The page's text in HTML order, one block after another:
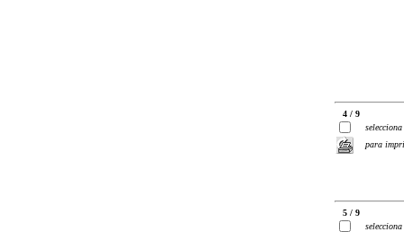
4 / 9
selecciona
para
5 / 9
selecciona